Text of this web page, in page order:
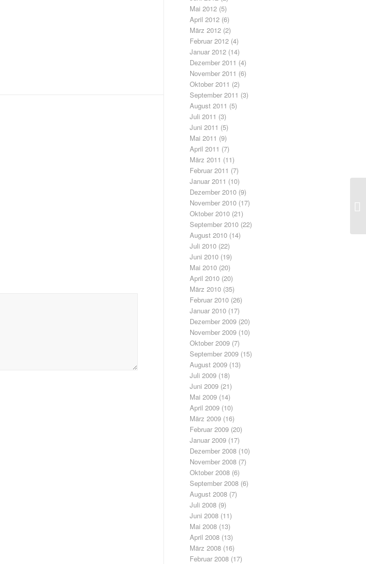
Mai 2012 (5)
April 2012 (6)
März 2012 (2)
Februar 2012 (4)
Januar 2012 (14)
Dezember 2011 (4)
November 2011 (6)
Oktober 2011 (2)
September 2011 (3)
August 2011 (5)
Juli 2011 (3)
Juni 2011 (5)
Mai 2011 (9)
April 2011 (7)
März 2011 (11)
Februar 2011 (7)
Januar 2011 (10)
Dezember 2010 (9)
November 2010 (17)
Oktober 2010 (21)
September 2010 (22)
August 2010 (14)
Juli 2010 (22)
Juni 2010 (19)
Mai 2010 (20)
April 2010 (20)
März 2010 (35)
Februar 2010 (26)
Januar 2010 (17)
Dezember 2009 (20)
November 2009 (10)
Oktober 2009 (7)
September 2009 (15)
August 2009 (13)
Juli 2009 (18)
Juni 2009 (21)
Mai 2009 (14)
April 2009 (10)
März 2009 (16)
Februar 2009 (20)
Januar 2009 (17)
Dezember 2008 (10)
November 2008 (7)
Oktober 2008 (6)
September 2008 (6)
August 2008 (7)
Juli 2008 (9)
Juni 2008 (11)
Mai 2008 (13)
April 2008 (13)
März 2008 (16)
Februar 2008 (17)